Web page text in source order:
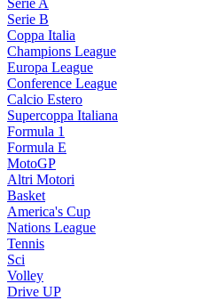
Serie B
Coppa Italia
Champions League
Europa League
Conference League
Calcio Estero
Supercoppa Italiana
Formula 1
Formula E
MotoGP
Altri Motori
Basket
America's Cup
Nations League
Tennis
Sci
Volley
Drive UP